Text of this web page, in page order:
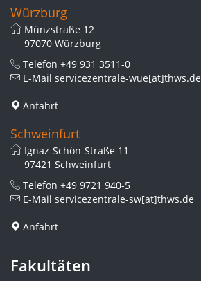
Würzburg
Münzstraße 12
97070 Würzburg
Telefon +49 931 3511-0
E-Mail servicezentrale-wue[at]thws.de
Anfahrt
Schweinfurt
Ignaz-Schön-Straße 11
97421 Schweinfurt
Telefon +49 9721 940-5
E-Mail servicezentrale-sw[at]thws.de
Anfahrt
Fakultäten